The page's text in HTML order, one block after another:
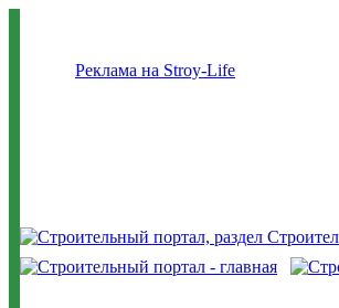
Реклама на Stroy-Life